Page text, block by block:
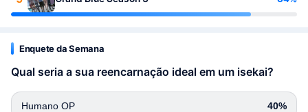
Enquete da Semana
Qual seria a sua reencarnação ideal em um isekai?
Humano OP 40%